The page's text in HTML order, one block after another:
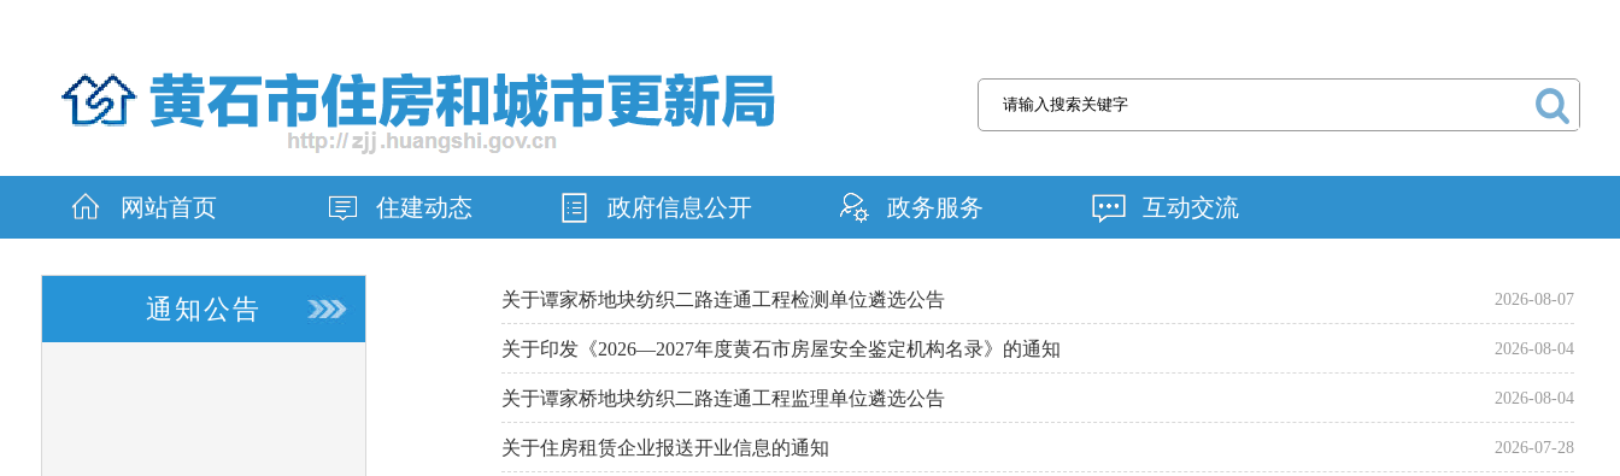
网站首页 住建动态 政府信息公开 政务服务 互动交流
通知公告 2026-08-07
关于谭家桥地块纺织二路连通工程检测单位遴选公告
2026-08-04
关于印发《2026—2027年度黄石市房屋安全鉴定机构名录》的通知
2026-08-04
关于谭家桥地块纺织二路连通工程监理单位遴选公告
2026-07-28
关于住房租赁企业报送开业信息的通知